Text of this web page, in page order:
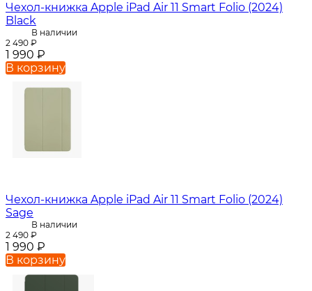
Чехол-книжка Apple iPad Air 11 Smart Folio (2024)
Black
В наличии
2 490 ₽
1 990 ₽
В корзину
Чехол-книжка Apple iPad Air 11 Smart Folio (2024)
Sage
В наличии
2 490 ₽
1 990 ₽
В корзину